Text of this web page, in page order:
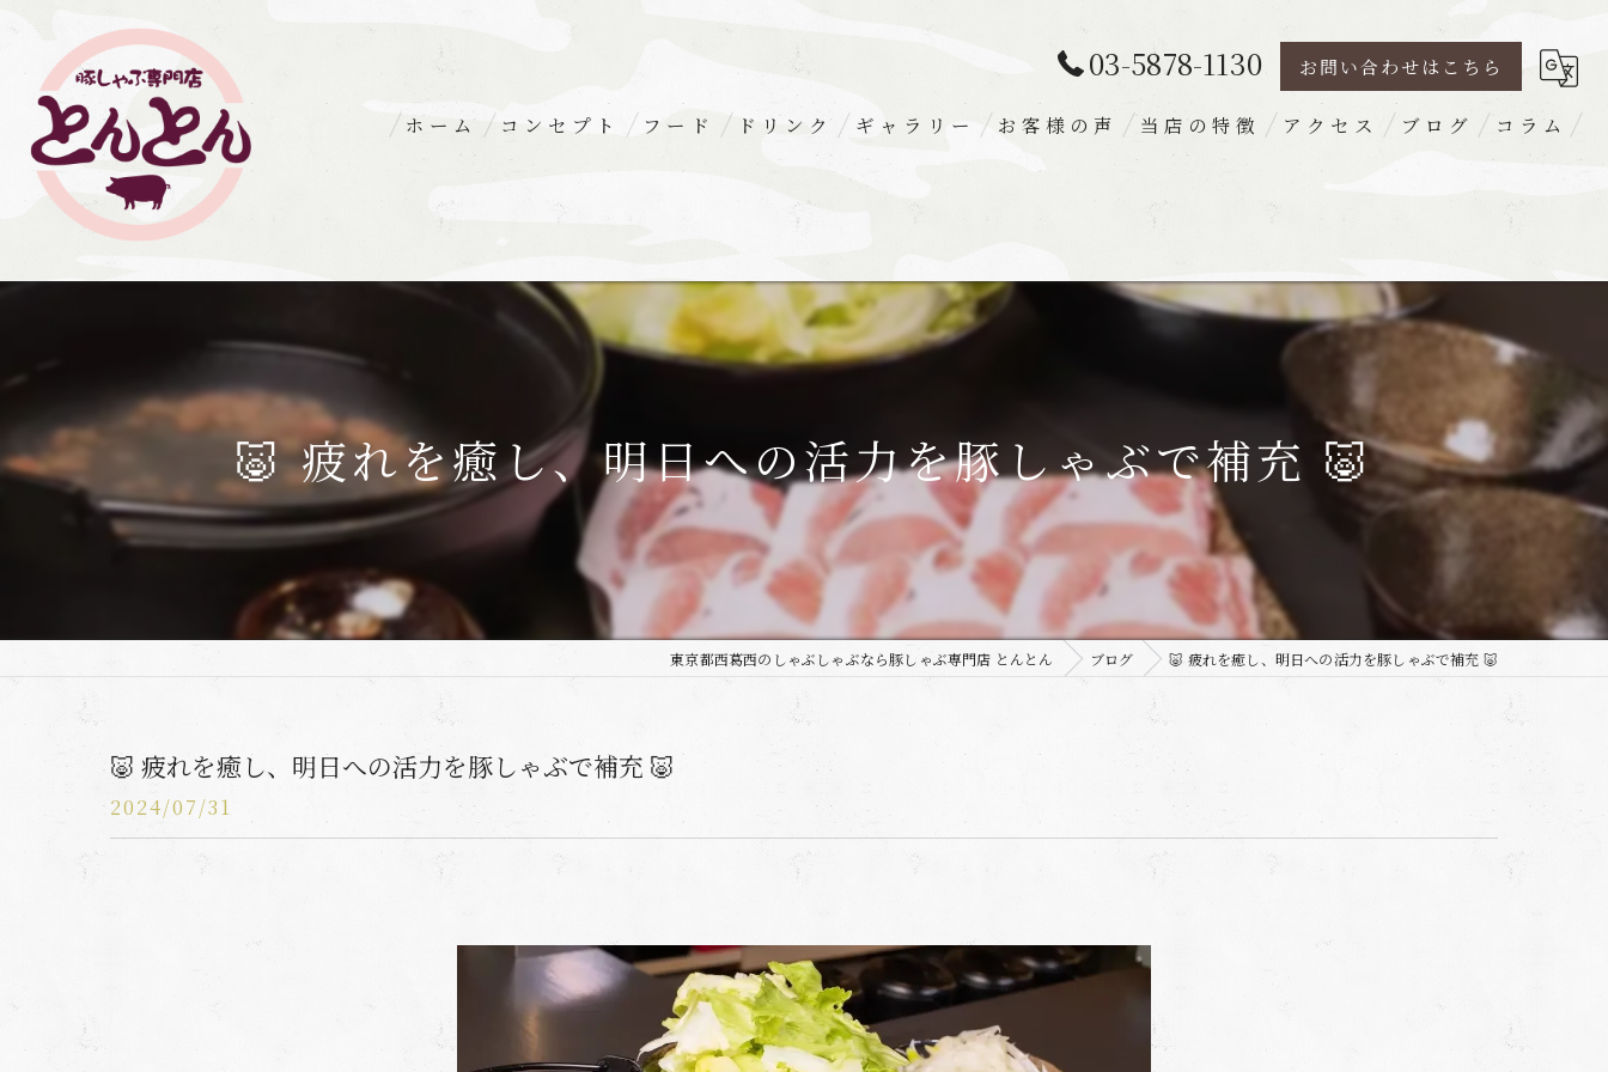
03-5878-1130 お問い合わせはこちら
ホーム コンセプト フード ドリンク ギャラリー お客様の声 当店の特徴
豚肉
ディナー
アクセス ブログ コラム
🐷 疲れを癒し、明日への活力を豚しゃぶで補充 🐷
東京都西葛西のしゃぶしゃぶなら豚しゃぶ専門店 とんとん ブログ 🐷 疲れを癒し、明日への活力を豚しゃぶで補充 🐷
🐷 疲れを癒し、明日への活力を豚しゃぶで補充 🐷
2024/07/31